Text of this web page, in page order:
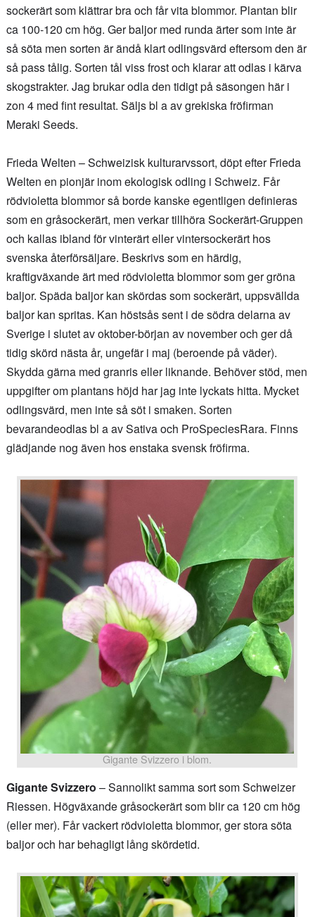
sockerärt som klättrar bra och får vita blommor. Plantan blir
ca 100-120 cm hög. Ger baljor med runda ärter som inte är
så söta men sorten är ändå klart odlingsvärd eftersom den är
så pass tålig. Sorten tål viss frost och klarar att odlas i kärva
skogstrakter. Jag brukar odla den tidigt på säsongen här i
zon 4 med fint resultat. Säljs bl a av grekiska fröfirman
Meraki Seeds.
Frieda Welten – Schweizisk kulturarvssort, döpt efter Frieda
Welten en pionjär inom ekologisk odling i Schweiz. Får
rödvioletta blommor så borde kanske egentligen definieras
som en gråsockerärt, men verkar tillhöra Sockerärt-Gruppen
och kallas ibland för vinterärt eller vintersockerärt hos
svenska återförsäljare. Beskrivs som en härdig,
kraftigväxande ärt med rödvioletta blommor som ger gröna
baljor. Späda baljor kan skördas som sockerärt, uppsvällda
baljor kan spritas. Kan höstsås sent i de södra delarna av
Sverige i slutet av oktober-början av november och ger då
tidig skörd nästa år, ungefär i maj (beroende på väder).
Skydda gärna med granris eller liknande. Behöver stöd, men
uppgifter om plantans höjd har jag inte lyckats hitta. Mycket
odlingsvärd, men inte så söt i smaken. Sorten
bevarandeodlas bl a av Sativa och ProSpeciesRara. Finns
glädjande nog även hos enstaka svensk fröfirma.
Gigante Svizzero i blom.
Gigante Svizzero – Sannolikt samma sort som Schweizer
Riessen. Högväxande gråsockerärt som blir ca 120 cm hög
(eller mer). Får vackert rödvioletta blommor, ger stora söta
baljor och har behagligt lång skördetid.